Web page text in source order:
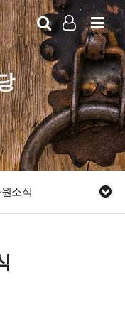
LOG IN
SIGN UP
소식